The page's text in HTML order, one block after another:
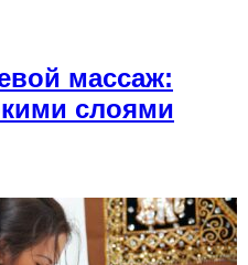
массаж:
слоями